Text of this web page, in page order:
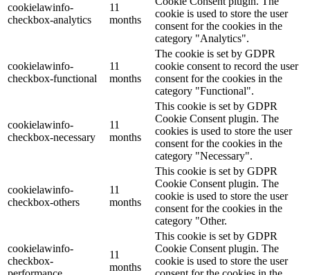
cookielawinfo-
checkbox-analytics
11
months
cookie is used to store the user
consent for the cookies in the
category "Analytics".
cookielawinfo-
checkbox-functional
11
months
The cookie is set by GDPR
cookie consent to record the user
consent for the cookies in the
category "Functional".
cookielawinfo-
checkbox-necessary
11
months
This cookie is set by GDPR
Cookie Consent plugin. The
cookies is used to store the user
consent for the cookies in the
category "Necessary".
cookielawinfo-
checkbox-others
11
months
This cookie is set by GDPR
Cookie Consent plugin. The
cookie is used to store the user
consent for the cookies in the
category "Other.
cookielawinfo-
checkbox-
11
months
This cookie is set by GDPR
Cookie Consent plugin. The
cookie is used to store the user